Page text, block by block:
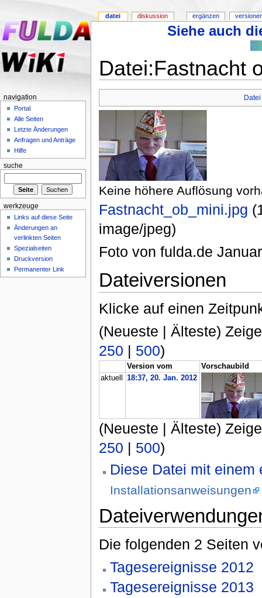
Siehe auch
Datei:Fastnacht
Datei
Keine höhere Auflösung
Fastnacht_ob_mini.jpg
image/jpeg)
Foto von fulda.de
Dateiversionen
Klicke auf einen
(Neueste | Älteste)
250 | 500)
Version vom
Vorschaubild
aktuell
18:37, 20. Jan. 2012
(Neueste | Älteste)
250 | 500)
Diese Datei mit einem
Installationsanweisungen
Die folgenden 2 Seiten
Tagesereignisse 2012
Tagesereignisse 2013
datei diskussion ergänzen
navigation
Portal
Alle Seiten
Letzte Änderungen
Anfragen und Anträge
Hilfe
suche
werkzeuge
Links auf diese Seite
Änderungen an
verlinkten Seiten
Spezialseiten
Druckversion
Permanenter Link